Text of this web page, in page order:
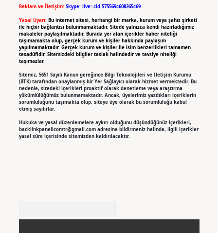
Reklam ve İletişim: Skype: live:.cid.575569c608265c69
Yasal Uyarı: Bu internet sitesi, herhangi bir marka, kurum veya şahıs şirketi
ile hiçbir bağlantısı bulunmamaktadır. Sitede yalnızca kendi hazırladığımız
makaleler paylaşılmaktadır. Burada yer alan içerikler haber niteliği
taşımamakta olup, gerçek kurum ve kişiler hakkında paylaşım
yapılmamaktadır. Gerçek kurum ve kişiler ile isim benzerlikleri tamamen
tesadüfidir. Sitemizdeki bilgiler taslak halindedir ve tavsiye niteliği
taşımazlar.
Sitemiz, 5651 Sayılı Kanun gereğince Bilgi Teknolojileri ve İletişim Kurumu
(BTK) tarafından onaylanmış bir Yer Sağlayıcı olarak hizmet vermektedir. Bu
nedenle, sitedeki içerikleri proaktif olarak denetleme veya araştırma
yükümlülüğümüz bulunmamaktadır. Ancak, üyelerimiz yazdıkları içeriklerin
sorumluluğunu taşımakta olup, siteye üye olarak bu sorumluluğu kabul
etmiş sayılırlar.
Hukuka ve yasal düzenlemelere aykırı olduğunu düşündüğünüz içerikleri,
backlinkpanelicomtr@gmail.comadresine bildirmeniz halinde, ilgili içerikler
yasal süre içerisinde sitemizden kaldırılacaktır.